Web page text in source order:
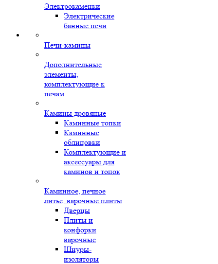
Электрокаменки
Электрические
банные печи
Печи-камины
Дополнительные
элементы,
комплектующие к
печам
Камины дровяные
Каминные топки
Каминные
облицовки
Комплектующие и
аксессуары для
каминов и топок
Каминное, печное
литье, варочные плиты
Дверцы
Плиты и
конфорки
варочные
Шнуры-
изоляторы